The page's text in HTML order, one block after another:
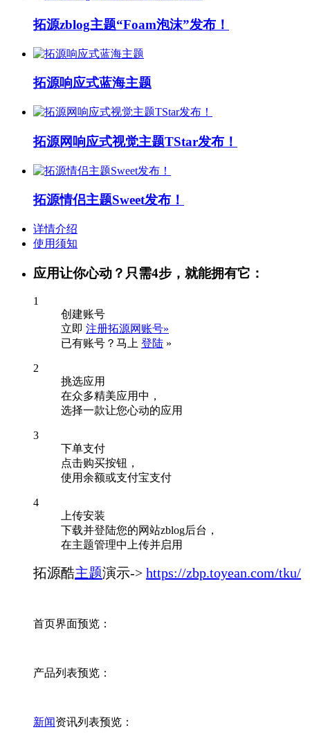
拓源zblog主题“Foam泡沫”发布！
拓源响应式蓝海主题
拓源网响应式视觉主题TStar发布！
拓源情侣主题Sweet发布！
详情介绍
使用须知
应用让你心动？只需4步，就能拥有它：
1
创建账号
立即 注册拓源网账号»
已有账号？马上 登陆 »
2
挑选应用
在众多精美应用中，
选择一款让您心动的应用
3
下单支付
点击购买按钮，
使用余额或支付宝支付
4
上传安装
下载并登陆您的网站zblog后台，
在主题管理中上传并启用
拓源酷主题演示-> https://zbp.toyean.com/tku/
首页界面预览：
产品列表预览：
新闻资讯列表预览：